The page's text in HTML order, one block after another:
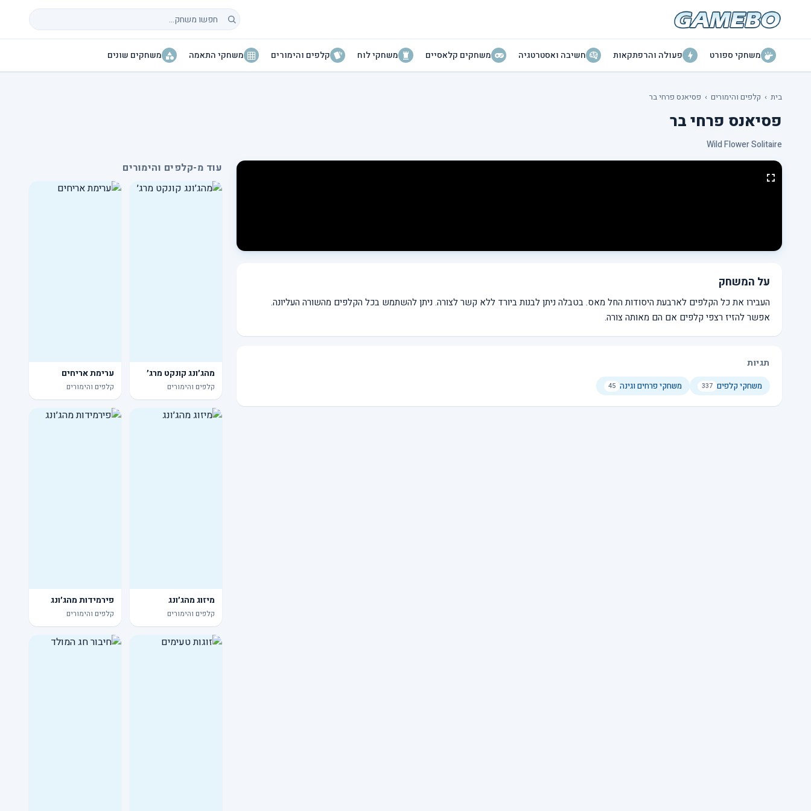
חיפוש משחקים
משחקי ספורט פעולה והרפתקאות חשיבה ואסטרטגיה משחקים קלאסיים משחקי לוח קלפים והימורים משחקי התאמה משחקים שונים
בית › קלפים והימורים › פסיאנס פרחי בר
פסיאנס פרחי בר
Wild Flower Solitaire
על המשחק
העבירו את כל הקלפים לארבעת היסודות החל מאס. בטבלה ניתן לבנות ביורד ללא קשר לצורה. ניתן להשתמש בכל הקלפים מהשורה העליונה.
אפשר להזיז רצפי קלפים אם הם מאותה צורה.
תגיות
משחקי קלפים 337 משחקי פרחים וגינה 45
עוד מ-קלפים והימורים
מהג׳ונג קונקט מרג׳
קלפים והימורים
ערימת אריחים
קלפים והימורים
מיזוג מהג׳ונג
קלפים והימורים
פירמידות מהג׳ונג
קלפים והימורים